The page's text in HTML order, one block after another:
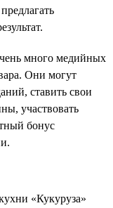
много медийных
Они могут
ставить свои
участвовать
бонус
«Кукуруза»